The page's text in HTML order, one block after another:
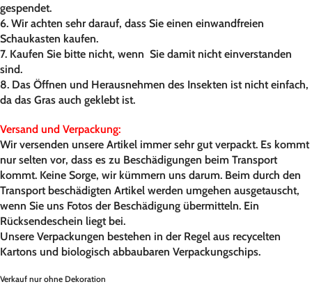
gespendet.
6. Wir achten sehr darauf, dass Sie einen einwandfreien
Schaukasten kaufen.
7. Kaufen Sie bitte nicht, wenn Sie damit nicht einverstanden
sind.
8. Das Öffnen und Herausnehmen des Insekten ist nicht einfach,
da das Gras auch geklebt ist.
Versand und Verpackung:
Wir versenden unsere Artikel immer sehr gut verpackt. Es kommt
nur selten vor, dass es zu Beschädigungen beim Transport
kommt. Keine Sorge, wir kümmern uns darum. Beim durch den
Transport beschädigten Artikel werden umgehen ausgetauscht,
wenn Sie uns Fotos der Beschädigung übermitteln. Ein
Rücksendeschein liegt bei.
Unsere Verpackungen bestehen in der Regel aus recycelten
Kartons und biologisch abbaubaren Verpackungschips.
Verkauf nur ohne Dekoration